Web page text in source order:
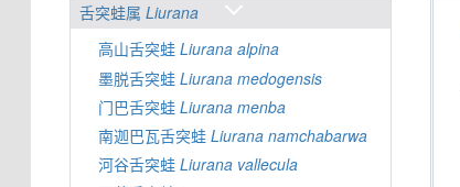
舌突蛙属Liurana
高山舌突蛙Liurana alpina
墨脱舌突蛙Liurana medogensis
门巴舌突蛙Liurana menba
南迦巴瓦舌突蛙Liurana namchabarwa
河谷舌突蛙Liurana vallecula